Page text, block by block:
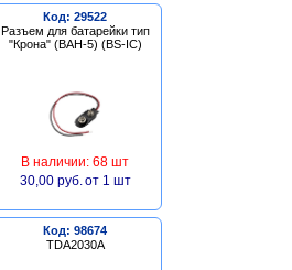
Код: 29522
Разъем для батарейки тип
"Крона" (BAH-5) (BS-IC)
В наличии: 68 шт
30,00 руб. от 1 шт
Код: 98674
TDA2030A